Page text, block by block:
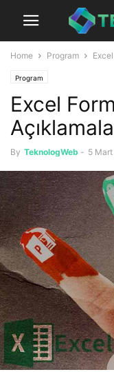
Home Program
Program
Excel
By TeknologWeb - 5